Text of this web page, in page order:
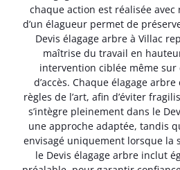
chaque action est réalisée avec
d’un élagueur permet de
Devis élagage arbre à Villac
maîtrise du travail en
intervention ciblée même
d’accès. Chaque élagage
règles de l’art, afin d’éviter
s’intègre pleinement dans le
une approche adaptée, tandis
envisagé uniquement lorsque la
le Devis élagage arbre inclut